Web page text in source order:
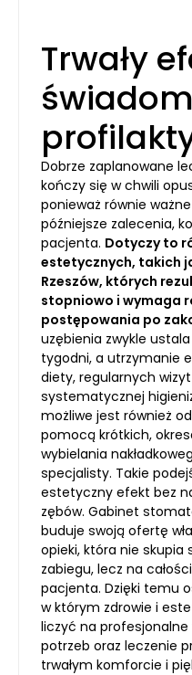
Trwały
Dobrze zaplanowane
kończy się w chwili
ponieważ równie
późniejsze zalecenia,
pacjenta. Dotyczy to
estetycznych, takich
Rzeszów, których
stopniowo i wymaga
postępowania po
uzębienia zwykle
tygodni, a utrzymanie
diety, regularnych
systematycznej
możliwe jest również
pomocą krótkich,
wybielania
specjalisty. Takie
estetyczny efekt bez
zębów. Gabinet
buduje swoją ofertę
opieki, która nie skupia
zabiegu, lecz na
pacjenta. Dzięki temu
w którym zdrowie i
liczyć na
potrzeb oraz leczenie
trwałym komforcie i